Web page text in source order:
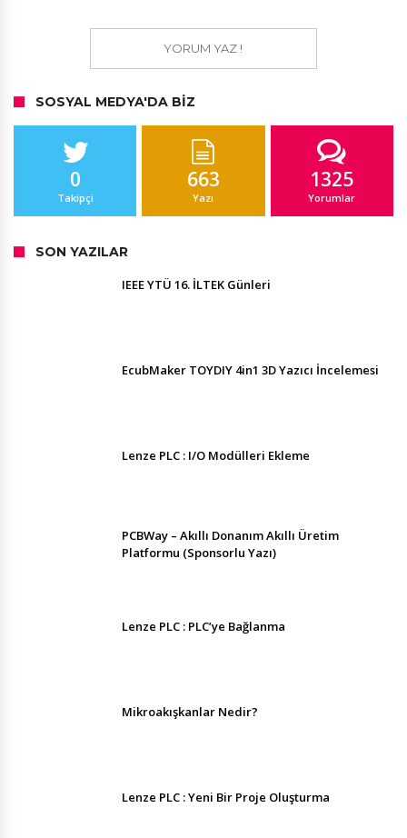
YORUM YAZ !
SOSYAL MEDYA'DA BIZ
0
Takipçi
663
Yazı
1325
Yorumlar
SON YAZILAR
IEEE YTÜ 16. İLTEK Günleri
EcubMaker TOYDIY 4in1 3D Yazıcı İncelemesi
Lenze PLC : I/O Modülleri Ekleme
PCBWay – Akıllı Donanım Akıllı Üretim
Platformu (Sponsorlu Yazı)
Lenze PLC : PLC’ye Bağlanma
Mikroakışkanlar Nedir?
Lenze PLC : Yeni Bir Proje Oluşturma